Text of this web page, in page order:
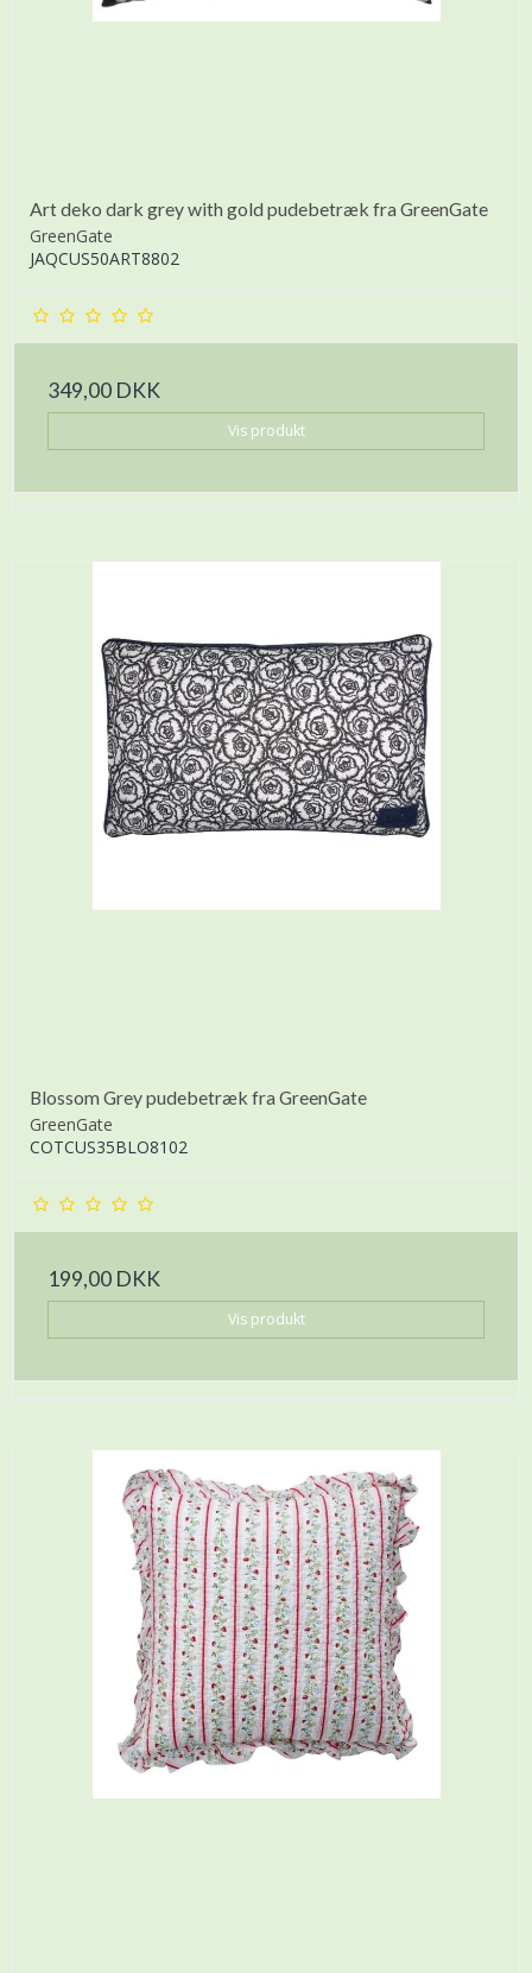
Art deko dark grey with gold pudebetræk fra GreenGate
GreenGate
JAQCUS50ART8802
349,00 DKK
Vis produkt
Blossom Grey pudebetræk fra GreenGate
GreenGate
COTCUS35BLO8102
199,00 DKK
Vis produkt